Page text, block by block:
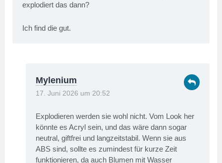
explodiert das dann?
Ich find die gut.
Mylenium
17. Juni 2026 um 20:52
Explodieren werden sie wohl nicht. Vom Look her
könnte es Acryl sein, und das wäre dann sogar
neutral, giftfrei und langzeitstabil. Wenn sie aus
ABS sind, sollte es zumindest für kurze Zeit
funktionieren, da auch Blumen mit Wasser